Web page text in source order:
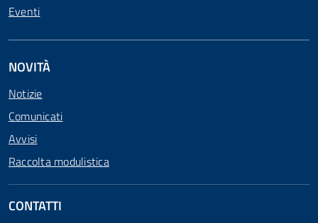
Eventi
NOVITÀ
Notizie
Comunicati
Avvisi
Raccolta modulistica
CONTATTI